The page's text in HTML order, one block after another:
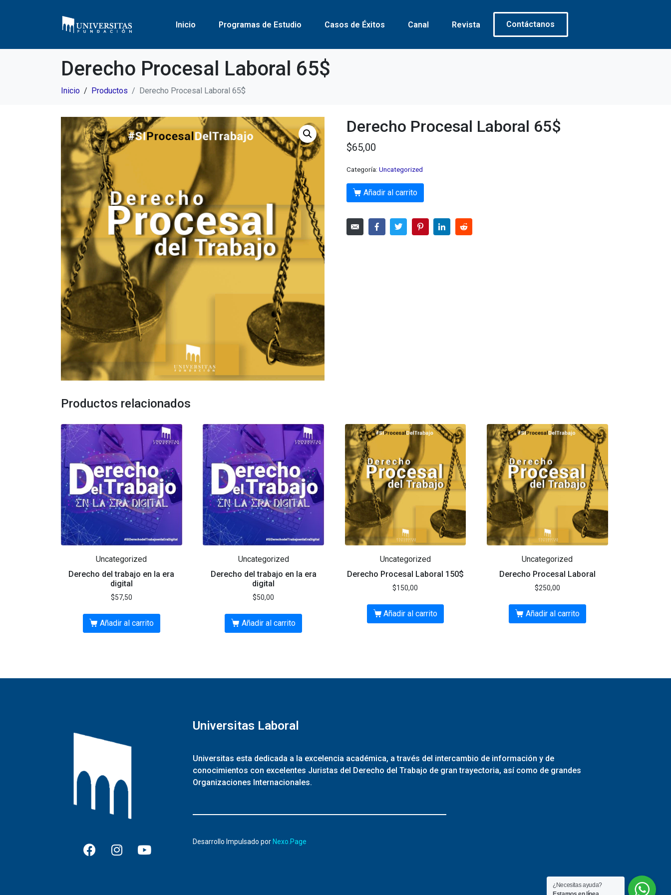
Inicio Programas de Estudio Casos de Éxitos Canal Revista Contáctanos
Derecho Procesal Laboral 65$
Inicio Productos Derecho Procesal Laboral 65$
Derecho Procesal Laboral 65$
$65,00
Categoría: Uncategorized
Añadir al carrito
Productos relacionados
Uncategorized
Derecho del trabajo en la era
digital
$57,50
Añadir al carrito
Uncategorized
Derecho del trabajo en la era
digital
$50,00
Añadir al carrito
Uncategorized
Derecho Procesal Laboral 150$
$150,00
Añadir al carrito
Uncategorized
Derecho Procesal Laboral
$250,00
Añadir al carrito
Universitas Laboral
Universitas esta dedicada a la excelencia académica, a través del intercambio de información y de
conocimientos con excelentes Juristas del Derecho del Trabajo de gran trayectoria, así como de grandes
Organizaciones Internacionales.
Desarrollo Impulsado por Nexo.Page
¿Necesitas ayuda?